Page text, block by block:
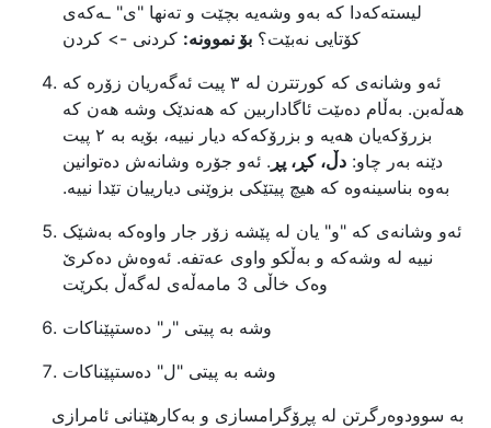
لیستەکەدا کە بەو وشەیە بچێت و تەنها "ی" ـەکەی
کۆتایی نەبێت؟ بۆ نموونە: کردنی -> کردن
ئەو وشانەی کە کورتترن لە ٣ پیت ئەگەریان زۆرە کە
هەڵەبن. بەڵام دەىێت ئاگاداربین کە هەندێک وشە هەن کە
بزرۆکەیان هەیە و بزرۆکەکە دیار نییە، بۆیە بە ٢ پیت
دێنە بەر چاو: دڵ، کڕ، پڕ . ئەو جۆرە وشانەش دەتوانین
بەوە بناسینەوە کە هیچ پیتێکی بزوێنی دیارییان تێدا نییە.
ئەو وشانەی کە "و" یان لە پێشە زۆر جار واوەکە بەشێک
نییە لە وشەکە و بەڵکو واوی عەتفە. ئەوەش دەکرێ
وەک خاڵی 3 مامەڵەی لەگەڵ بکرێت
وشە بە پیتی "ر" دەستپێناکات
وشە بە پیتی "ل" دەستپێناکات
بە سوودوەرگرتن لە پڕۆگرامسازی و بەکارهێنانی ئامرازی